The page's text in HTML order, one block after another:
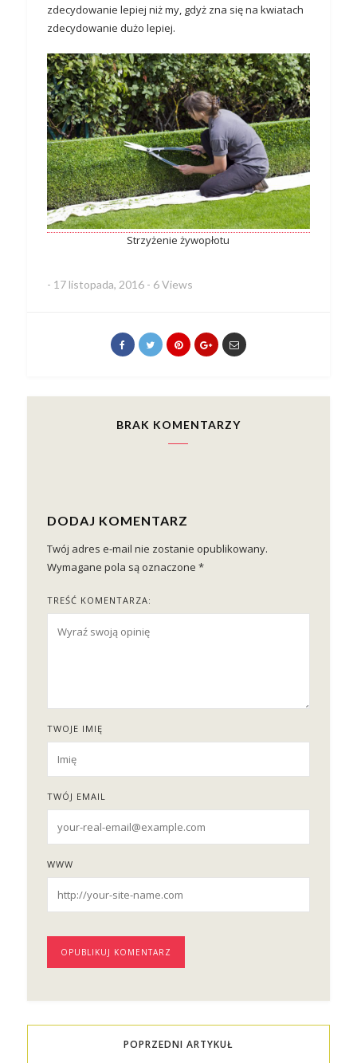
zdecydowanie lepiej niż my, gdyż zna się na kwiatach
zdecydowanie dużo lepiej.
Strzyżenie żywopłotu
- 17 listopada, 2016 - 6 Views
BRAK KOMENTARZY
DODAJ KOMENTARZ
Twój adres e-mail nie zostanie opublikowany.
Wymagane pola są oznaczone *
TREŚĆ KOMENTARZA:
TWOJE IMIĘ
TWÓJ EMAIL
WWW
POPRZEDNI ARTYKUŁ